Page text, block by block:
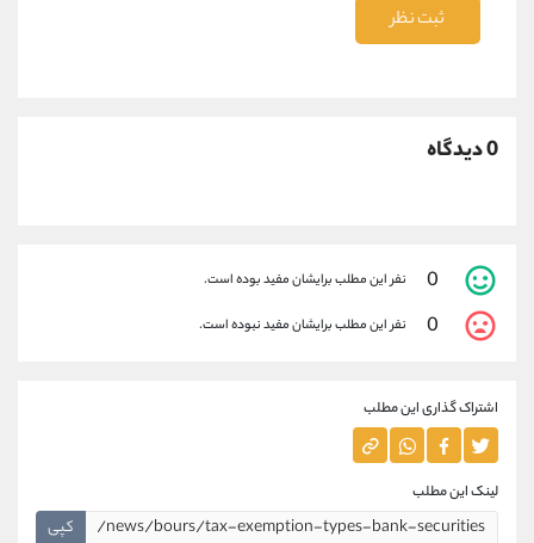
ثبت نظر
0 دیدگاه
0 نفر این مطلب برایشان مفید بوده است.
0 نفر این مطلب برایشان مفید نبوده است.
اشتراک گذاری این مطلب
لینک این مطلب
کپی